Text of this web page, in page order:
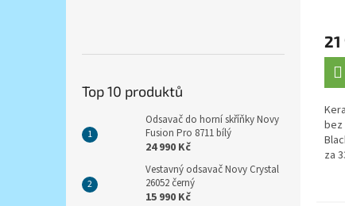
Top 10 produktů
Odsavač do horní skříňky Novy
Fusion Pro 8711 bílý
24 990 Kč
Vestavný odsavač Novy Crystal
26052 černý
15 990 Kč
je
5,0
z
5
bez
za